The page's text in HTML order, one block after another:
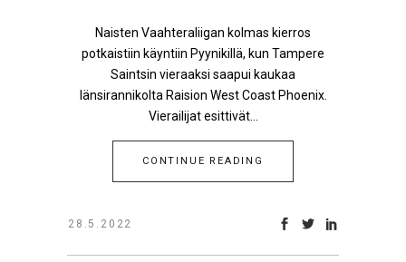
Naisten Vaahteraliigan kolmas kierros
potkaistiin käyntiin Pyynikillä, kun Tampere
Saintsin vieraaksi saapui kaukaa
länsirannikolta Raision West Coast Phoenix.
Vierailijat esittivät...
CONTINUE READING
28.5.2022